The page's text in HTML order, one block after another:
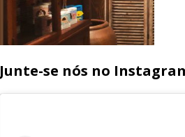
Junte-se nós no